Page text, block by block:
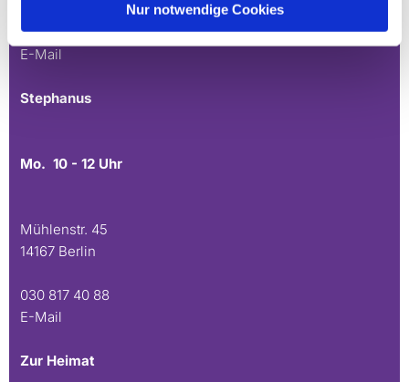
Nur notwendige Cookies
030 815 45 54
E-Mail
Stephanus
Mo. 10 - 12 Uhr
Mühlenstr. 45
14167 Berlin
030 817 40 88
E-Mail
Zur Heimat